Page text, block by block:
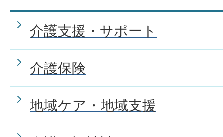
介護支援・サポート
介護保険
地域ケア・地域支援